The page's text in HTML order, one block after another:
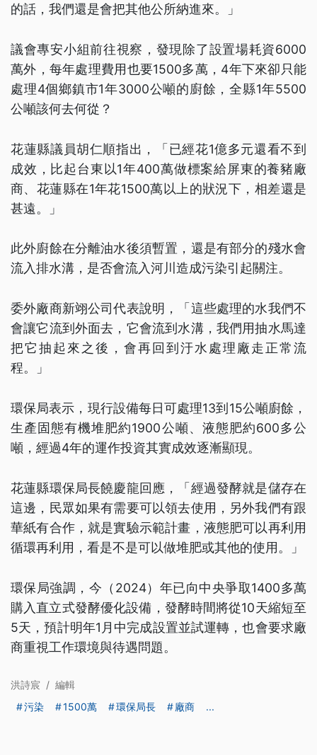
的話，我們還是會把其他公所納進來。」
議會專安小組前往視察，發現除了設置場耗資6000
萬外，每年處理費用也要1500多萬，4年下來卻只能
處理4個鄉鎮市1年3000公噸的廚餘，全縣1年5500
公噸該何去何從？
花蓮縣議員胡仁順指出，「已經花1億多元還看不到
成效，比起台東以1年400萬做標案給屏東的養豬廠
商、花蓮縣在1年花1500萬以上的狀況下，相差還是
甚遠。」
此外廚餘在分離油水後須暫置，還是有部分的殘水會
流入排水溝，是否會流入河川造成污染引起關注。
委外廠商新翊公司代表說明，「這些處理的水我們不
會讓它流到外面去，它會流到水溝，我們用抽水馬達
把它抽起來之後，會再回到汙水處理廠走正常流
程。」
環保局表示，現行設備每日可處理13到15公噸廚餘，
生產固態有機堆肥約1900公噸、液態肥約600多公
噸，經過4年的運作投資其實成效逐漸顯現。
花蓮縣環保局長饒慶龍回應，「經過發酵就是儲存在
這邊，民眾如果有需要可以領去使用，另外我們有跟
華紙有合作，就是實驗示範計畫，液態肥可以再利用
循環再利用，看是不是可以做堆肥或其他的使用。」
環保局強調，今（2024）年已向中央爭取1400多萬
購入直立式發酵優化設備，發酵時間將從10天縮短至
5天，預計明年1月中完成設置並試運轉，也會要求廠
商重視工作環境與待遇問題。
洪詩宸 / 編輯
污染
1500萬 環保局長 廠商 ...